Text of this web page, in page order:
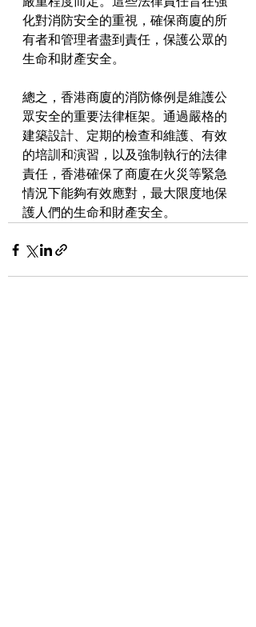
化對消防安全的重視，確保商廈的所
有者和管理者盡到責任，保護公眾的
生命和財產安全。
總之，香港商廈的消防條例是維護公
眾安全的重要法律框架。通過嚴格的
建築設計、定期的檢查和維護、有效
的培訓和演習，以及強制執行的法律
責任，香港確保了商廈在火災等緊急
情況下能夠有效應對，最大限度地保
護人們的生命和財產安全。